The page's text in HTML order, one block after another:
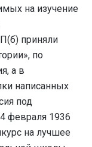
на изучение
приняли
по
а в
написанных
под
февраля 1936
на лучшее